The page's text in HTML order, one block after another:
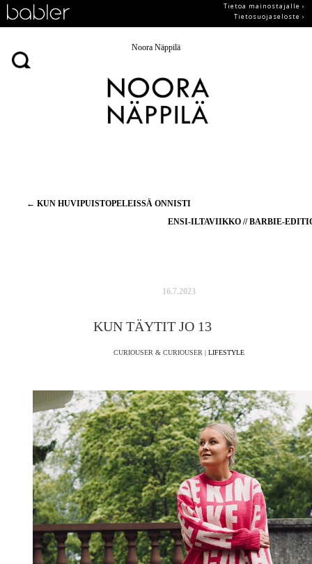
Tietoa mainostajalle ›
Tietosuojaseloste ›
Noora Näppilä
Artikkelien
← KUN HUVIPUISTOPELEISSÄ ONNISTI
ENSI-ILTAVIIKKO // BARBIE-
16.7.2023
KUN TÄYTIT JO 13
CURIOUSER & CURIOUSER | LIFESTYLE